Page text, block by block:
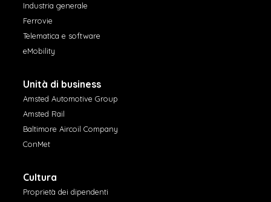
Industria generale
Ferrovie
Telematica e software
eMobility
Unità di business
Amsted Automotive Group
Amsted Rail
Baltimore Aircoil Company
ConMet
Cultura
Proprietà dei dipendenti